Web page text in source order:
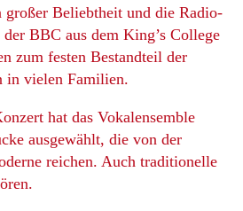
Beliebtheit und die Radio-
der BBC aus dem King’s College
zum festen Bestandteil der
in vielen Familien.
hat das Vokalensemble
ausgewählt, die von der
reichen. Auch traditionelle